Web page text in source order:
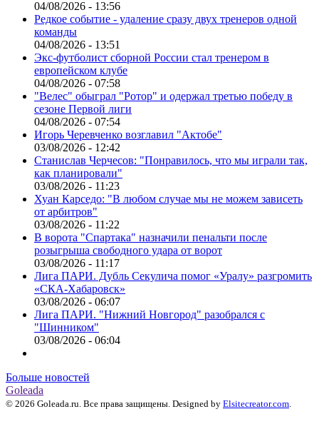
04/08/2026 - 13:56
Редкое событие - удаление сразу двух тренеров одной
команды
04/08/2026 - 13:51
Экс-футболист сборной России стал тренером в
европейском клубе
04/08/2026 - 07:58
"Велес" обыграл "Ротор" и одержал третью победу в
сезоне Первой лиги
04/08/2026 - 07:54
Игорь Черевченко возглавил "Актобе"
03/08/2026 - 12:42
Станислав Черчесов: "Понравилось, что мы играли так,
как планировали"
03/08/2026 - 11:23
Хуан Карседо: "В любом случае мы не можем зависеть
от арбитров"
03/08/2026 - 11:22
В ворота "Спартака" назначили пенальти после
розыгрыша свободного удара от ворот
03/08/2026 - 11:17
Лига ПАРИ. Дубль Секулича помог «Уралу» разгромить
«СКА-Хабаровск»
03/08/2026 - 06:07
Лига ПАРИ. "Нижний Новгород" разобрался с
"Шинником"
03/08/2026 - 06:04
Больше новостей
Goleada
© 2026 Goleada.ru. Все права защищены. Designed by Elsitecreator.com